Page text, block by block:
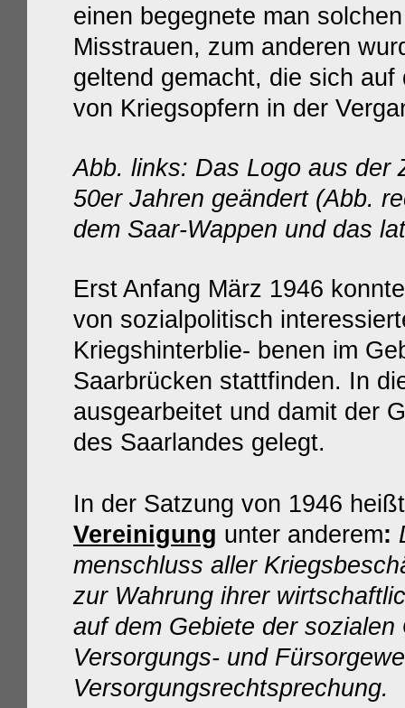
einen begegnete man
Misstrauen, zum anderen
geltend gemacht, die sich
von Kriegsopfern in der
Abb. links: Das Logo aus der
50er Jahren geändert (Abb.
dem Saar-Wappen und das
Erst Anfang März 1946
von sozialpolitisch
Kriegshinterblie- benen im
Saarbrücken stattfinden. In
ausgearbeitet und damit der
des Saarlandes gelegt.
In der Satzung von 1946
Vereinigung unter anderem:
menschluss aller
zur Wahrung ihrer
auf dem Gebiete der
Versorgungs- und
Versorgungsrechtsprechung.